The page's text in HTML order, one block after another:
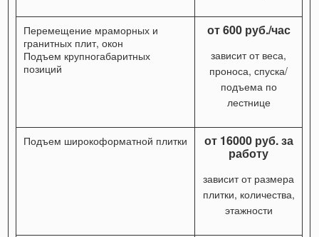
Перемещение мраморных и
гранитных плит, окон
Подъем крупногабаритных
позиций
от 600 руб./час
зависит от веса,
проноса, спуска/
подъема по
лестнице
Подъем широкоформатной плитки от 16000 руб. за
работу
зависит от размера
плитки, количества,
этажности